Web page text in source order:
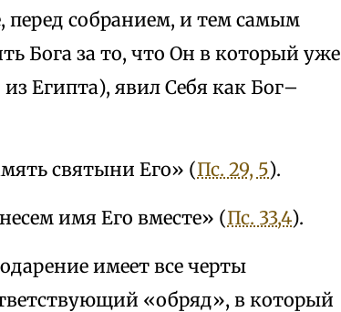
перед собранием, и тем самым
Бога за то, что Он в который уже
Египта), явил Себя как Бог–
святыни Его» (Пс. 29, 5).
имя Его вместе» (Пс. 33,4).
имеет все черты
«обряд», в который